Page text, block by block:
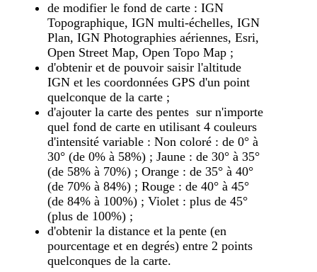
de modifier le fond de carte : IGN
Topographique, IGN multi-échelles, IGN
Plan, IGN Photographies aériennes, Esri,
Open Street Map, Open Topo Map ;
d'obtenir et de pouvoir saisir l'altitude
IGN et les coordonnées GPS d'un point
quelconque de la carte ;
d'ajouter la carte des pentes sur n'importe
quel fond de carte en utilisant 4 couleurs
d'intensité variable : Non coloré : de 0° à
30° (de 0% à 58%) ; Jaune : de 30° à 35°
(de 58% à 70%) ; Orange : de 35° à 40°
(de 70% à 84%) ; Rouge : de 40° à 45°
(de 84% à 100%) ; Violet : plus de 45°
(plus de 100%) ;
d'obtenir la distance et la pente (en
pourcentage et en degrés) entre 2 points
quelconques de la carte.